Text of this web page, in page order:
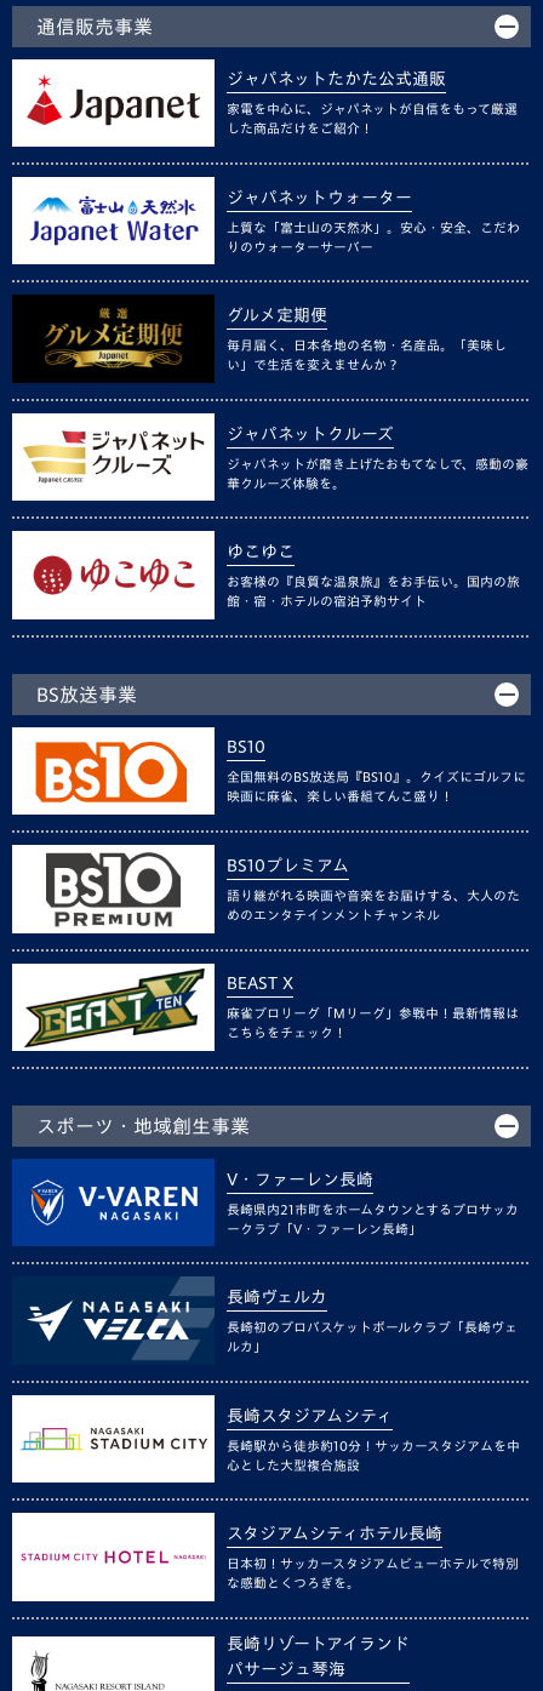
通信販売事業
ジャパネットたかた公式通販
家電を中心に、ジャパネットが自信をもって厳選
した商品だけをご紹介！
ジャパネットウォーター
上質な「富士山の天然水」。安心・安全、こだわ
りのウォーターサーバー
グルメ定期便
毎月届く、日本各地の名物・名産品。「美味し
い」で生活を変えませんか？
ジャパネットクルーズ
ジャパネットが磨き上げたおもてなしで、感動の豪
華クルーズ体験を。
ゆこゆこ
お客様の『良質な温泉旅』をお手伝い。国内の旅
館・宿・ホテルの宿泊予約サイト
BS放送事業
BS10
全国無料のBS放送局『BS10』。クイズにゴルフに
映画に麻雀、楽しい番組てんこ盛り！
BS10プレミアム
語り継がれる映画や音楽をお届けする、大人のた
めのエンタテインメントチャンネル
BEAST X
麻雀プロリーグ「Mリーグ」参戦中！最新情報は
こちらをチェック！
スポーツ・地域創生事業
V・ファーレン長崎
長崎県内21市町をホームタウンとするプロサッカ
ークラブ「V・ファーレン長崎」
長崎ヴェルカ
長崎初のプロバスケットボールクラブ「長崎ヴェ
ルカ」
長崎スタジアムシティ
長崎駅から徒歩約10分！サッカースタジアムを中
心とした大型複合施設
スタジアムシティホテル長崎
日本初！サッカースタジアムビューホテルで特別
な感動とくつろぎを。
長崎リゾートアイランド
パサージュ琴海